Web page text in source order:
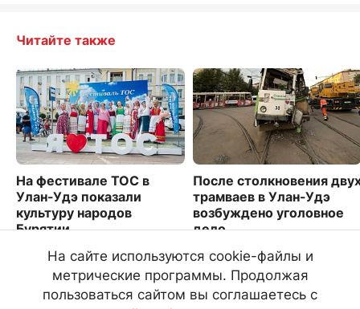
Читайте также
На фестивале ТОС в
Улан-Удэ показали
культуру народов
Бурятии
1033
После столкновения
трамваев в Улан-Удэ
возбуждено уголовное
дело
2931
На сайте используются cookie-файлы и
метрические программы. Продолжая
пользоваться сайтом вы соглашаетесь с